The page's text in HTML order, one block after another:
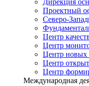
Проектный
Северо-
Центр
Центр
Центр новых
Центр
Центр
Международная